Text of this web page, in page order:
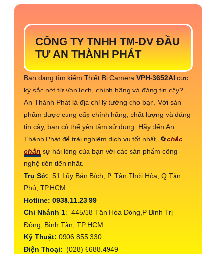
CÔNG TY TNHH TM-DV ĐẦU
TƯ AN THÀNH PHÁT
Bạn đang tìm kiếm Thiết Bị Camera VPH-3652AI cực
kỳ sắc nét từ VanTech, chính hãng và đáng tin cậy?
An Thành Phát là địa chỉ lý tưởng cho bạn. Với sản
phẩm được cung cấp chính hãng, chất lượng và đáng
tin cậy, bạn có thể yên tâm sử dụng. Hãy đến An
Thành Phát để trải nghiệm dịch vụ tốt nhất, 🔄chắc
chắn sự hài lòng của bạn với các sản phẩm công
nghệ tiên tiến nhất.
Trụ Sở: 51 Lũy Bán Bích, P. Tân Thới Hòa, Q.Tân
Phú, TP.HCM
Hotline: 0938.11.23.99
Chi Nhánh 1: 445/38 Tân Hòa Đông,P Bình Trị
Đông, Bình Tân, TP HCM
Kỹ Thuật: 0906.855.330
Điện Thoại: (028) 6688.4949